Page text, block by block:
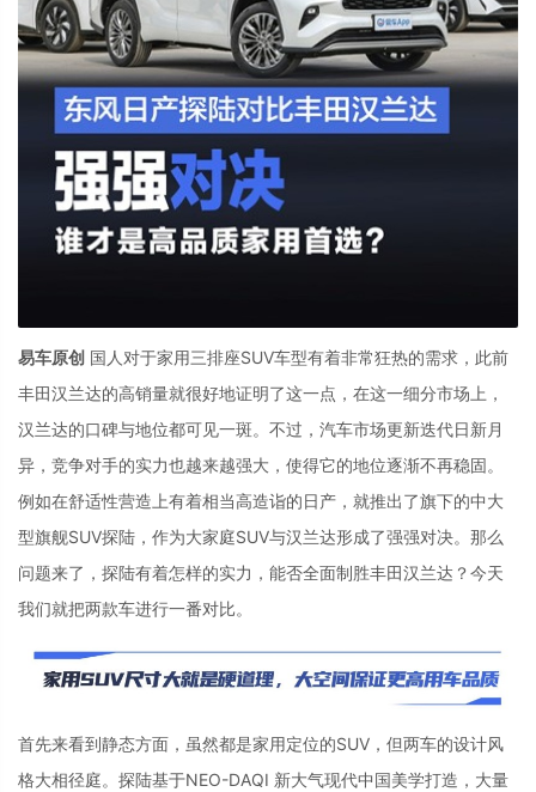
易车原创 国人对于家用三排座SUV车型有着非常狂热的需求，此前
丰田汉兰达的高销量就很好地证明了这一点，在这一细分市场上，
汉兰达的口碑与地位都可见一斑。不过，汽车市场更新迭代日新月
异，竞争对手的实力也越来越强大，使得它的地位逐渐不再稳固。
例如在舒适性营造上有着相当高造诣的日产，就推出了旗下的中大
型旗舰SUV探陆，作为大家庭SUV与汉兰达形成了强强对决。那么
问题来了，探陆有着怎样的实力，能否全面制胜丰田汉兰达？今天
我们就把两款车进行一番对比。
首先来看到静态方面，虽然都是家用定位的SUV ，但两车的设计风
格大相径庭。探陆基于NEO-DAQI 新大气现代中国美学打造，大量